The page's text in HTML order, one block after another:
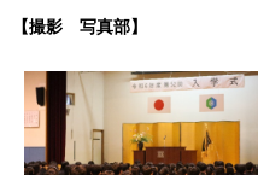
【撮影 写真部】